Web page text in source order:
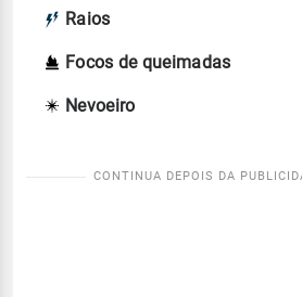
Raios
Focos de queimadas
Nevoeiro